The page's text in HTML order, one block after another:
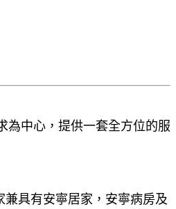
為中心，提供一套全方位的服
兼具有安寧居家，安寧病房及